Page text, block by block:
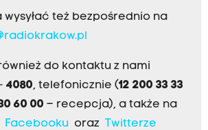
wysyłać też bezpośrednio na
do kontaktu z nami
4080, telefonicznie (12 200 33 33
60 00 – recepcja), a także na
Facebookuoraz Twitterze